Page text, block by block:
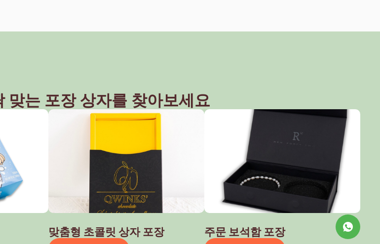
맞는 포장 상자를 찾아보세요
맞춤형 초콜릿 상자 포장 주문 보석함 포장